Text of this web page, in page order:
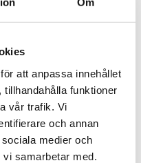
att anpassa innehållet
funktioner
vår trafik. Vi
och annan
medier och
samarbetar med.
3
låg ingångsimpedans för
DC med 600 V kat IV
kr
LÄS MER